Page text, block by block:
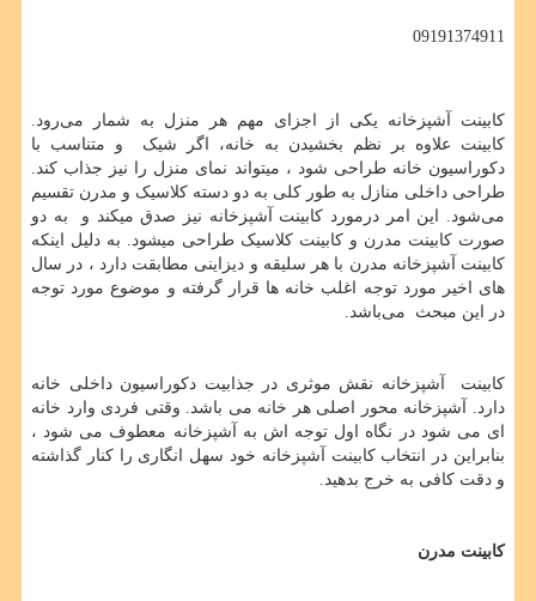
09191374911
کابینت آشپزخانه یکی از اجزای مهم هر منزل به شمار می‌رود.
کابینت علاوه بر نظم بخشیدن به خانه، اگر شیک و متناسب با
دکوراسیون خانه طراحی شود ، میتواند نمای منزل را نیز جذاب‌ کند.
طراحی داخلی منازل به طور کلی به دو دسته کلاسیک و مدرن تقسیم
می‌شود. این امر درمورد کابینت آشپزخانه نیز صدق میکند و به دو
صورت کابینت مدرن و کابینت کلاسیک طراحی میشود. به دلیل اینکه
کابینت آشپزخانه مدرن با هر سلیقه و دیزاینی مطابقت دارد ، در سال
های اخیر مورد توجه اغلب خانه ها قرار گرفته و موضوع مورد توجه
در این مبحث می‌باشد.
کابینت آشپزخانه نقش موثری در جذابیت دکوراسیون داخلی خانه
دارد. آشپزخانه محور اصلی هر خانه می باشد. وقتی فردی وارد خانه
ای می شود در نگاه اول توجه اش به آشپزخانه معطوف می شود ،
بنابراین در انتخاب کابینت آشپزخانه خود سهل ‌انگاری را کنار گذاشته
و دقت کافی به خرج بدهید.
کابینت مدرن